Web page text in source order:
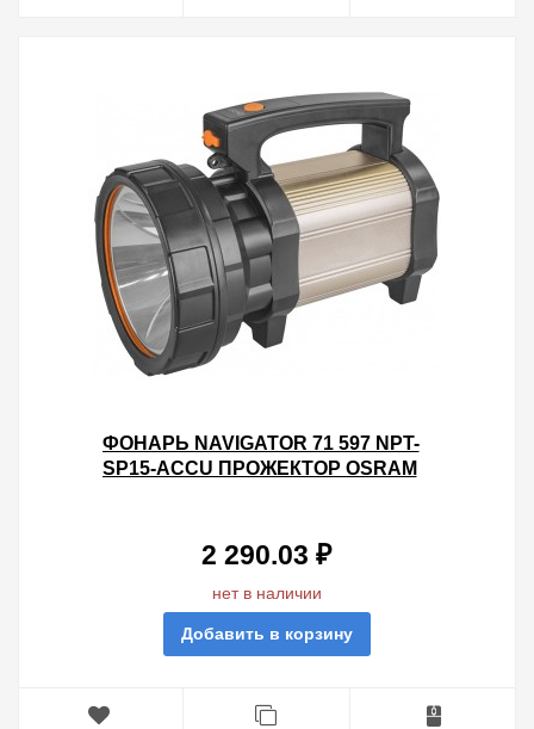
ФОНАРЬ NAVIGATOR 71 597 NPT-
SP15-ACCU ПРОЖЕКТОР OSRAM
2 290.03 ₽
нет в наличии
Добавить в корзину